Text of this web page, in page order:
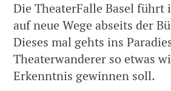
Die TheaterFalle Basel führt
auf neue Wege abseits der
Dieses mal gehts ins
Theaterwanderer so etwas
Erkenntnis gewinnen soll.